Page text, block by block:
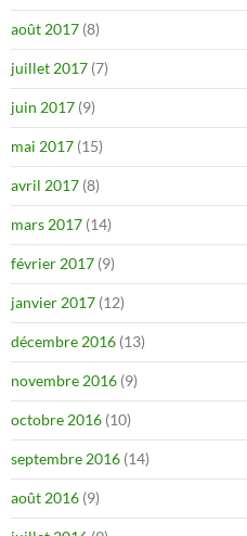
août 2017 (8)
juillet 2017 (7)
juin 2017 (9)
mai 2017 (15)
avril 2017 (8)
mars 2017 (14)
février 2017 (9)
janvier 2017 (12)
décembre 2016 (13)
novembre 2016 (9)
octobre 2016 (10)
septembre 2016 (14)
août 2016 (9)